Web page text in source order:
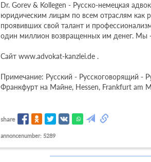
Dr. Gorev & Kollegen - Русско-немецкая
юридическим лицам по всем отраслям как
проявивших свой талант и
один миллион возвращенных им денег. Мы
Сайт www.advokat-kanzlei.de .
Примечание: Русский - Русскоговорящий -
Франкфурт на Майне, Hessen, Frankfurt am
share
annoncenumber: 5289